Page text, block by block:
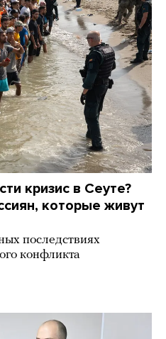
кризис в Сеуте?
которые живут
последствиях
конфликта